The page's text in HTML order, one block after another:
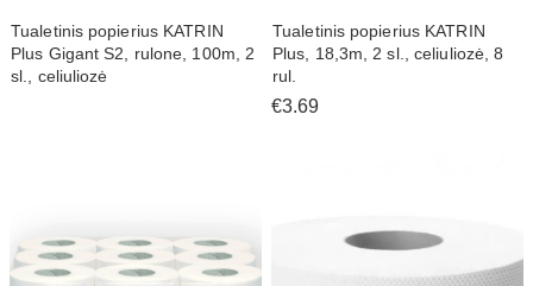
Tualetinis popierius KATRIN
Plus Gigant S2, rulone, 100m, 2
sl., celiuliozė
Tualetinis popierius KATRIN
Plus, 18,3m, 2 sl., celiuliozė, 8
rul.
€3.69